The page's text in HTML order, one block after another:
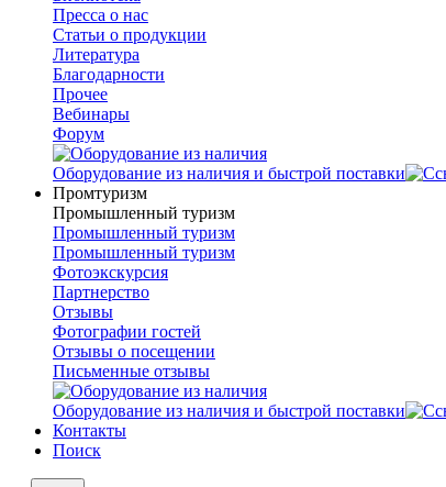
Пресса о нас
Статьи о продукции
Литература
Благодарности
Прочее
Вебинары
Форум
Оборудование из наличия и быстрой поставки
Промтуризм
Промышленный туризм
Промышленный туризм
Промышленный туризм
Фотоэкскурсия
Партнерство
Отзывы
Фотографии гостей
Отзывы о посещении
Письменные отзывы
Оборудование из наличия и быстрой поставки
Контакты
Поиск